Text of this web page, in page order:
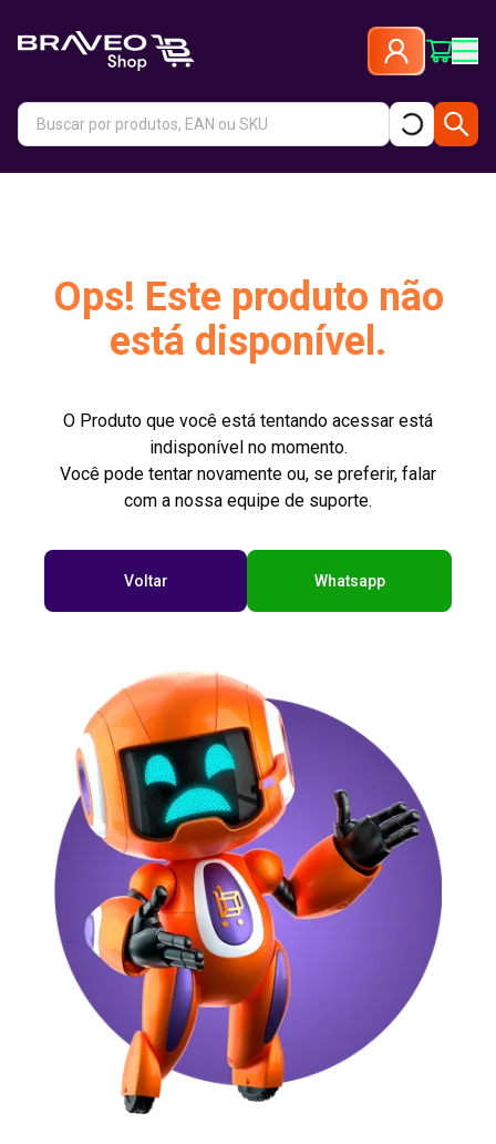
Ops! Este produto não
está disponível.
O Produto que você está tentando acessar está
indisponível no momento.
Você pode tentar novamente ou, se preferir, falar
com a nossa equipe de suporte.
Voltar Whatsapp